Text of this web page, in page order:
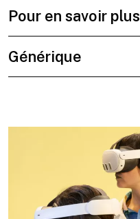
Pour en savoir plus
Générique